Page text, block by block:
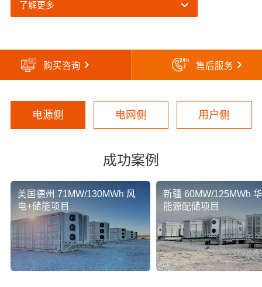
了解更多
购买咨询 售后服务
电源侧 电网侧 用户侧
成功案例
美国德州 71MW/130MWh 风
电+储能项目
新疆 60MW/125MWh
能源配储项目